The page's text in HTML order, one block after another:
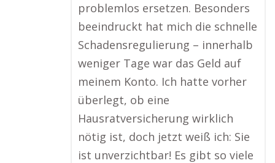
problemlos ersetzen. Besonders
beeindruckt hat mich die schnelle
Schadensregulierung – innerhalb
weniger Tage war das Geld auf
meinem Konto. Ich hatte vorher
überlegt, ob eine
Hausratversicherung wirklich
nötig ist, doch jetzt weiß ich: Sie
ist unverzichtbar! Es gibt so viele